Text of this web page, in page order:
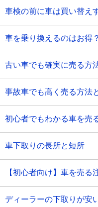
車検の前に車は買い替え
車を乗り換えるのはお得？
古い車でも確実に売る方
事故車でも高く売る方法
初心者でもわかる車を売
車下取りの長所と短所
【初心者向け】車を売る
ディーラーの下取りが安